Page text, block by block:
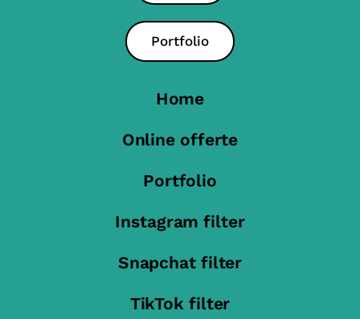
Portfolio
Home
Online offerte
Portfolio
Instagram filter
Snapchat filter
TikTok filter